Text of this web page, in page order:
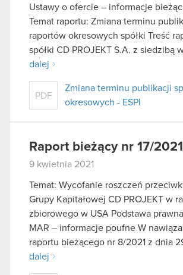
Ustawy o ofercie – informacje
Temat raportu: Zmiana terminu
raportów okresowych spółki Treść
spółki CD PROJEKT S.A. z siedzibą
dalej
PDF
Zmiana terminu publikacji
okresowych - ESPI
Raport bieżący nr 17/2021
9 kwietnia 2021
Temat: Wycofanie roszczeń
Grupy Kapitałowej CD PROJEKT w
zbiorowego w USA Podstawa
MAR – informacje poufne W
raportu bieżącego nr 8/2021 z dnia
dalej